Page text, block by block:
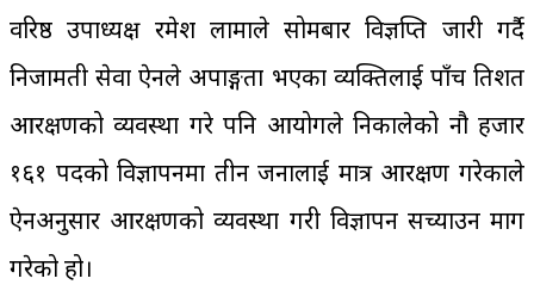
वरिष्ठ उपाध्यक्ष रमेश लामाले सोमबार विज्ञप्ति जारी गर्दै
निजामती सेवा ऐनले अपाङ्गता भएका व्यक्तिलाई पाँच प्रतिशत
आरक्षणको व्यवस्था गरे पनि आयोगले निकालेको नौ हजार
१६१ पदको विज्ञापनमा तीन जनालाई मात्र आरक्षण गरेकाले
ऐनअनुसार आरक्षणको व्यवस्था गरी विज्ञापन सच्याउन माग
गरेको हो।